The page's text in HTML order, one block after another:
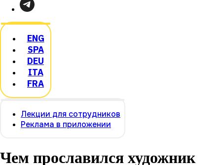
ENG
SPA
DEU
ITA
FRA
Лекции для сотрудников
Реклама в приложении
Чем прославился художник